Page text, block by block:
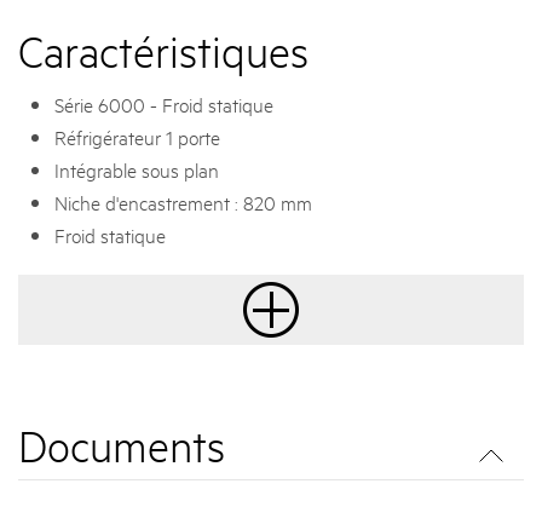
Caractéristiques
Série 6000 - Froid statique
Réfrigérateur 1 porte
Intégrable sous plan
Niche d'encastrement : 820 mm
Froid statique
Documents